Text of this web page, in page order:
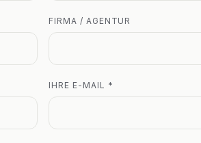
FIRMA / AGENTUR
IHRE E-MAIL *